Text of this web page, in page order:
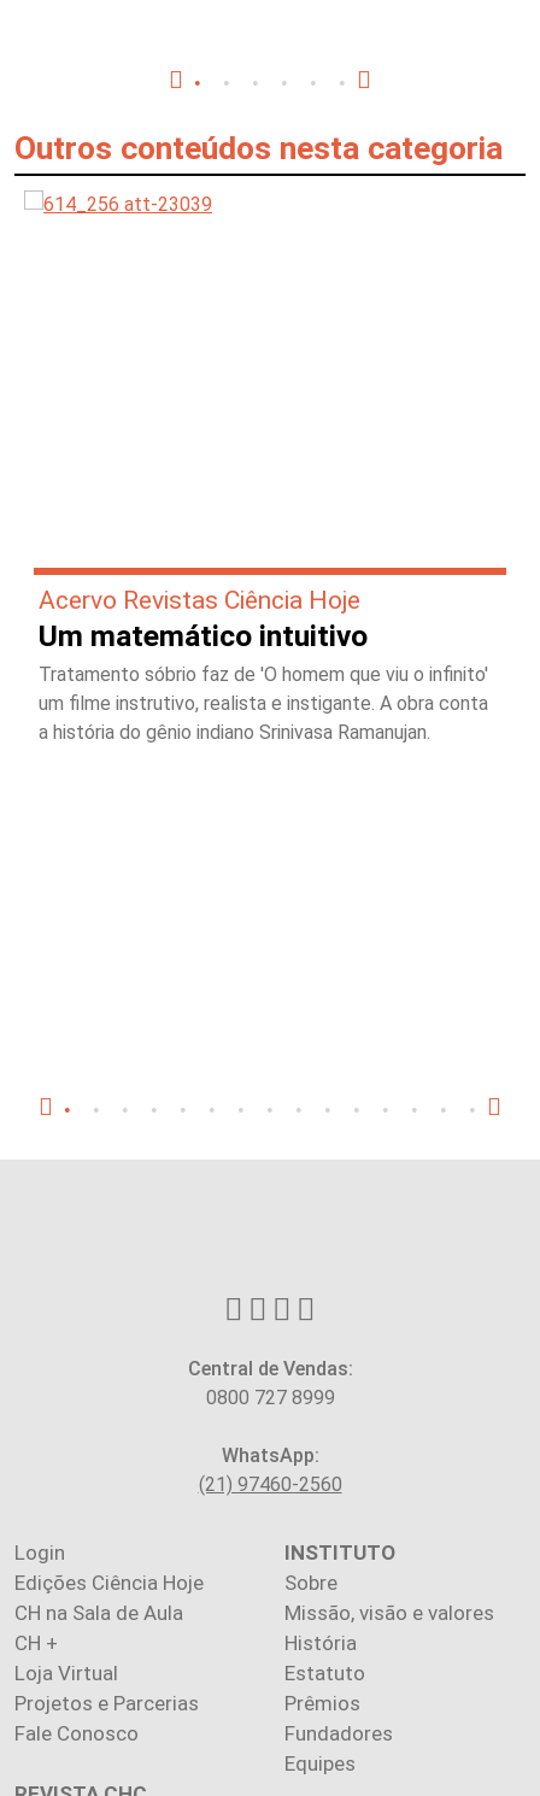
Outros conteúdos nesta categoria
Acervo Revistas Ciência Hoje
Um matemático intuitivo
Tratamento sóbrio faz de 'O homem que viu o infinito'
um filme instrutivo, realista e instigante. A obra conta
a história do gênio indiano Srinivasa Ramanujan.
Central de Vendas:
0800 727 8999
WhatsApp:
(21) 97460-2560
Login
Edições Ciência Hoje
CH na Sala de Aula
CH +
Loja Virtual
Projetos e Parcerias
Fale Conosco
INSTITUTO
Sobre
Missão, visão e valores
História
Estatuto
Prêmios
Fundadores
Equipes